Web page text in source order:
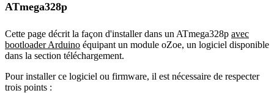
ATmega328p
Cette page décrit la façon d'installer dans un ATmega328p avec
bootloader Arduino équipant un module oZoe, un logiciel disponible
dans la section téléchargement.
Pour installer ce logiciel ou firmware, il est nécessaire de respecter
trois points :